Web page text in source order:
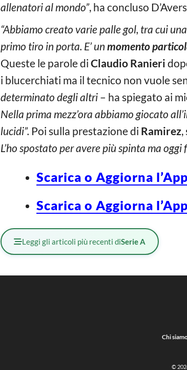
allenatori al mondo”, ha concluso
“Abbiamo creato varie palle gol, tra cui
primo tiro in porta. E’ un momento
Queste le parole di Claudio Ranieri
i blucerchiati ma il tecnico non vuole
determinato degli altri – ha spiegato ai
Nella prima mezz’ora abbiamo giocato
lucidi”. Poi sulla prestazione di Ramirez,
L’ho spostato per avere più spinta ma
Scarica o Aggiorna
Scarica o Aggiorna
Leggi gli articoli più recenti diSerie A
Chi
©